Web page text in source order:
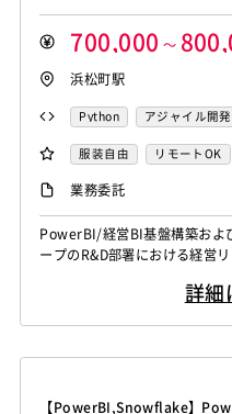
700,000 ～
浜松町駅
Python アジャイル開発
服装自由 リモートOK
業務委託
PowerBI/経営BI基盤構築およ
ープのR&D部署における経営
行して、生成AIを活用した 先
詳細
【PowerBI,Snowflake】